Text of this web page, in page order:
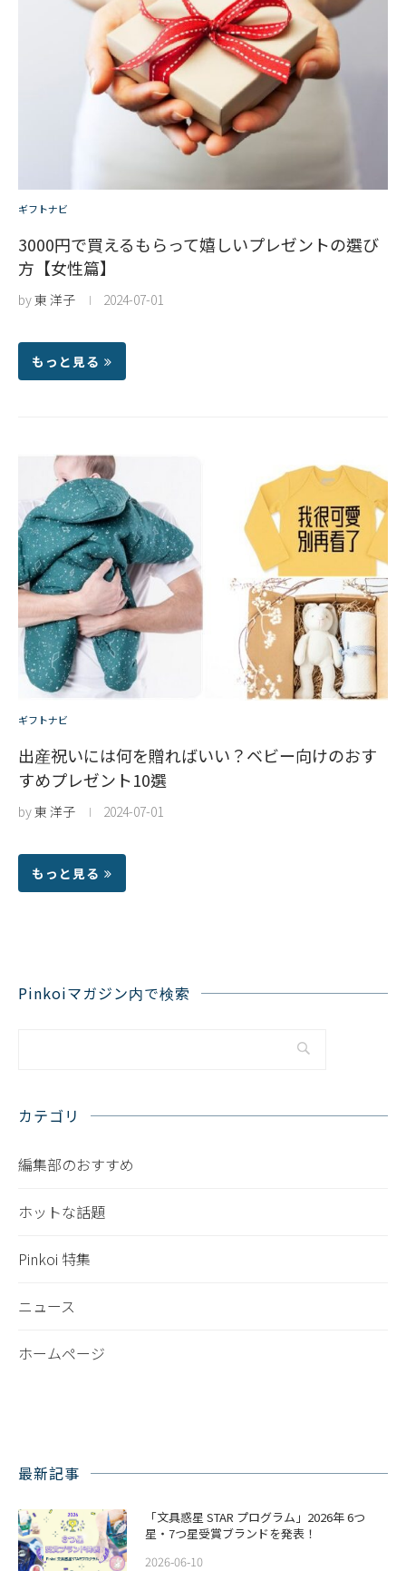
ギフトナビ
3000円で買えるもらって嬉しいプレゼントの選び
方【女性篇】
by東 洋子 2024-07-01
もっと見る
ギフトナビ
出産祝いには何を贈ればいい？ベビー向けのおす
すめプレゼント10選
by東 洋子 2024-07-01
もっと見る
Pinkoiマガジン内で検索
カテゴリ
編集部のおすすめ
ホットな話題
Pinkoi 特集
ニュース
ホームページ
最新記事
「文具惑星 STAR プログラム」2026年 6つ
星・7つ星受賞ブランドを発表！
2026-06-10